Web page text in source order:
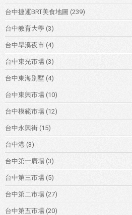
台中捷運BRT美食地圖 (239)
台中教育大學 (3)
台中旱溪夜市 (4)
台中東光市場 (3)
台中東海別墅 (4)
台中東興市場 (10)
台中模範市場 (12)
台中永興街 (15)
台中港 (3)
台中第一廣場 (3)
台中第三市場 (5)
台中第二市場 (27)
台中第五市場 (20)